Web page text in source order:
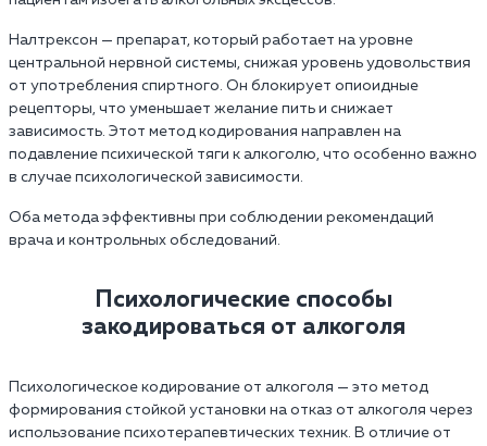
Налтрексон — препарат, который работает на уровне
центральной нервной системы, снижая уровень удовольствия
от употребления спиртного. Он блокирует опиоидные
рецепторы, что уменьшает желание пить и снижает
зависимость. Этот метод кодирования направлен на
подавление психической тяги к алкоголю, что особенно важно
в случае психологической зависимости.
Оба метода эффективны при соблюдении рекомендаций
врача и контрольных обследований.
Психологические способы
закодироваться от алкоголя
Психологическое кодирование от алкоголя — это метод
формирования стойкой установки на отказ от алкоголя через
использование психотерапевтических техник. В отличие от